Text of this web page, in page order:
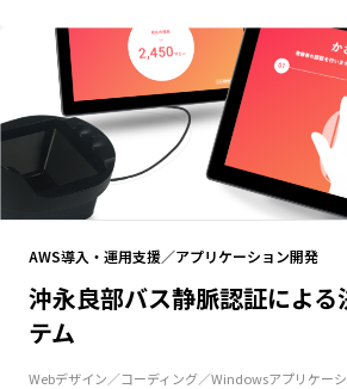
AWS導入・運用支援 アプリケーション開発
沖永良部バス静脈認証による
テム
Webデザイン コーディング Windowsアプリケー